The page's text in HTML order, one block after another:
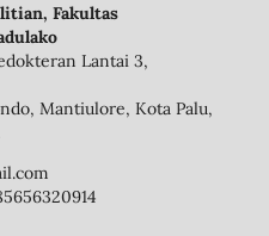
Fakultas
Lantai 3,
Mantiulore, Kota Palu,